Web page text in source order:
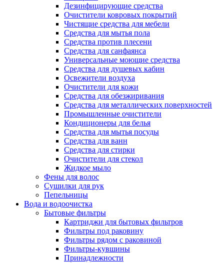
Дезинфицирующие средства
Очистители ковровых покрытий
Чистящие средства для мебели
Средства для мытья пола
Средства против плесени
Средства для санфаянса
Универсальные моющие средства
Средства для душевых кабин
Освежители воздуха
Очистители для кожи
Средства для обезжиривания
Средства для металлических поверхностей
Промышленные очистители
Кондиционеры для белья
Средства для мытья посуды
Средства для ванн
Средства для стирки
Очистители для стекол
Жидкое мыло
Фены для волос
Сушилки для рук
Пепельницы
Вода и водоочистка
Бытовые фильтры
Картриджи для бытовых фильтров
Фильтры под раковину
Фильтры рядом с раковиной
Фильтры-кувшины
Принадлежности